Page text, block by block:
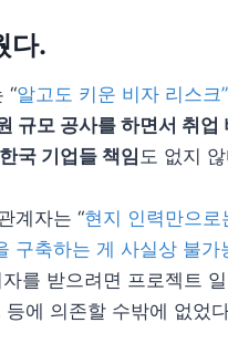
다.
“알고도 키운 비자 리스크”
규모 공사를 하면서 취업
국 기업들 책임 도 없지
계자는 “현지 인력만으로
구축하는 게 사실상 불가
자를 받으려면 프로젝트
등에 의존할 수밖에 없었